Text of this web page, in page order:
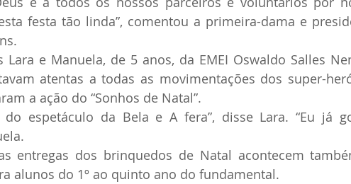
festa tão linda”, comentou a primeira-dama e
Lara e Manuela, de 5 anos, da EMEI Oswaldo Salles
atentas a todas as movimentações dos super-
a ação do “Sonhos de Natal”.
do espetáculo da Bela e A fera”, disse Lara. “Eu já
entregas dos brinquedos de Natal acontecem
alunos do 1º ao quinto ano do fundamental.